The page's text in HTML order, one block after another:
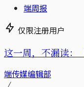
端周报
仅限注册用户
这一周，不漏读：
端传媒编辑部